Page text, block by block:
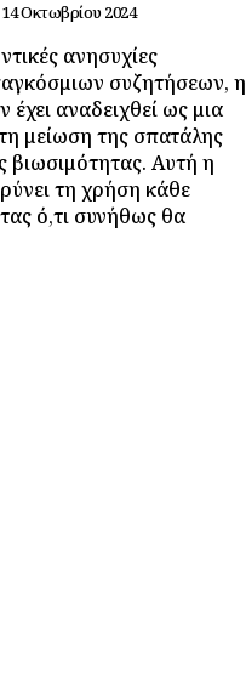
14 Οκτωβρίου 2024
ανησυχίες
συζητήσεων, η
αναδειχθεί ως μια
μείωση της σπατάλης
Αυτή η
τη χρήση κάθε
ό,τι συνήθως θα